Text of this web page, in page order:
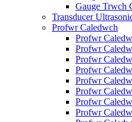
Gauge Trwch
Transducer
Profwr Caledwch
Profwr
Profwr
Profwr
Profwr
Profwr
Profwr
Profwr
Profwr